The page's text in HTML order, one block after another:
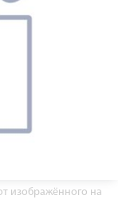
изображённого на